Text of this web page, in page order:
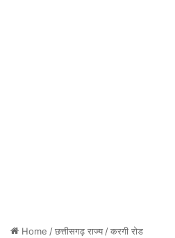
Home /छत्तीसगढ़ राज्य/करगी रोड